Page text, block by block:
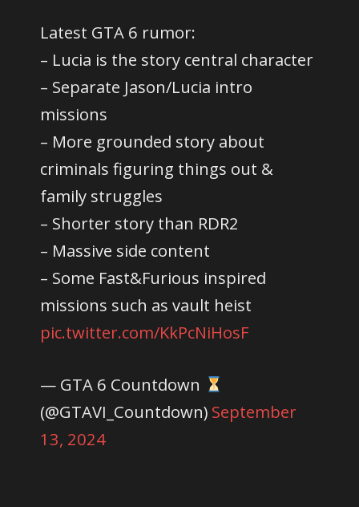
Latest GTA 6 rumor:
– Lucia is the story central character
– Separate Jason/Lucia intro
missions
– More grounded story about
criminals figuring things out &
family struggles
– Shorter story than RDR2
– Massive side content
– Some Fast&Furious inspired
missions such as vault heist
pic.twitter.com/KkPcNiHosF
— GTA 6 Countdown
(@GTAVI_Countdown) September
13, 2024